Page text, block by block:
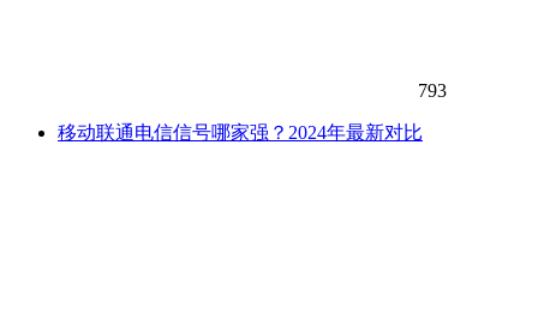
793
移动联通电信信号哪家强？2024年最新对比